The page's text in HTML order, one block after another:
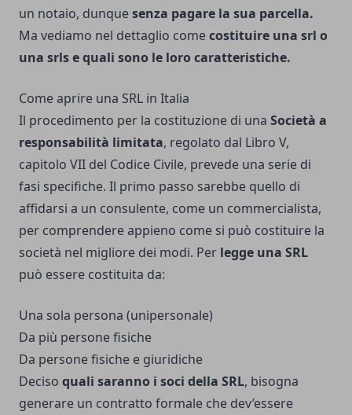
un notaio, dunquesenza pagare la sua parcella.
Ma vediamo nel dettaglio comecostituire una srl o
una srls e quali sono le loro caratteristiche.
Come aprire una SRL in Italia
Il procedimento per la costituzione di una Società a
responsabilità limitata, regolato dal Libro V,
capitolo VII del Codice Civile, prevede una serie di
fasi specifiche. Il primo passo sarebbe quello di
affidarsi a un consulente, come un commercialista,
per comprendere appieno come si può costituire la
società nel migliore dei modi. Per legge una SRL
può essere costituita da:
Una sola persona (unipersonale)
Da più persone fisiche
Da persone fisiche e giuridiche
Deciso quali saranno i soci della SRL, bisogna
generare un contratto formale che dev’essere